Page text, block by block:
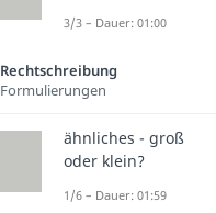
3/3 – Dauer: 01:00
Rechtschreibung
Formulierungen
ähnliches - groß
oder klein?
1/6 – Dauer: 01:59